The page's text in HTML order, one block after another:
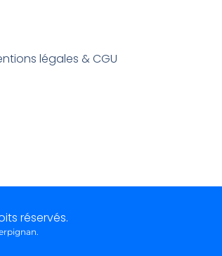
légales & CGU
réservés.
.